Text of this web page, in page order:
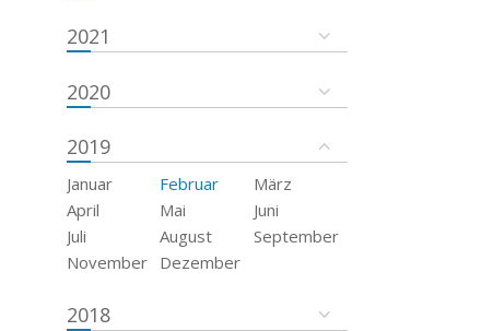
2021
2020
2019
Januar Februar
März
April
Mai
Juni
Juli
August
September
November
Dezember
2018